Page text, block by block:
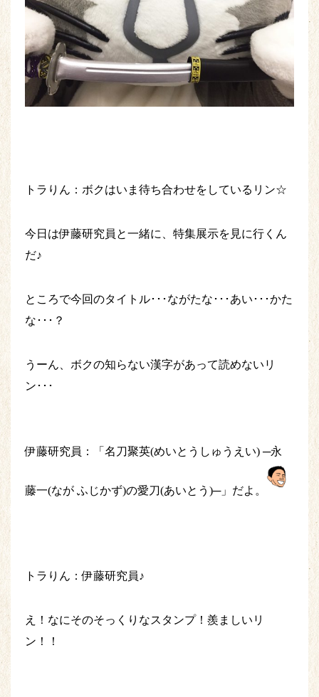
トラりん：ボクはいま待ち合わせをしているリン☆
今日は伊藤研究員と一緒に、特集展示を見に行くん
だ♪
ところで今回のタイトル･･･ながたな･･･あい･･･かた
な･･･？
うーん、ボクの知らない漢字があって読めないリ
ン･･･
伊藤研究員：「名刀聚英(めいとうしゅうえい) ─永
藤一(なが ふじかず)の愛刀(あいとう)─」だよ。
トラりん：伊藤研究員♪
え！なにそのそっくりなスタンプ！羨ましいリ
ン！！